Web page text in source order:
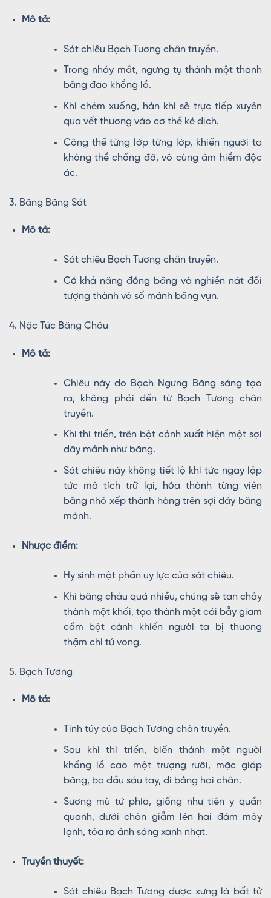
Mô tả:
Sát chiêu Bạch Tương chân truyền.
Trong nháy mắt, ngưng tụ thành một thanh
băng đao khổng lồ.
Khi chém xuống, hàn khí sẽ trực tiếp xuyên
qua vết thương vào cơ thể kẻ địch.
Công thế từng lớp từng lớp, khiến người ta
không thể chống đỡ, vô cùng âm hiểm độc
ác.
3. Băng Băng Sát
Mô tả:
Sát chiêu Bạch Tương chân truyền.
Có khả năng đóng băng và nghiền nát đối
tượng thành vô số mảnh băng vụn.
4. Nặc Tức Băng Châu
Mô tả:
Chiêu này do Bạch Ngưng Băng sáng tạo
ra, không phải đến từ Bạch Tương chân
truyền.
Khi thi triển, trên bột cảnh xuất hiện một sợi
dây mảnh như băng.
Sát chiêu này không tiết lộ khí tức ngay lập
tức mà tích trữ lại, hóa thành từng viên
băng nhỏ xếp thành hàng trên sợi dây băng
mảnh.
Nhược điểm:
Hy sinh một phần uy lực của sát chiêu.
Khi băng châu quá nhiều, chúng sẽ tan chảy
thành một khối, tạo thành một cái bẫy giam
cầm bột cảnh khiến người ta bị thương
thậm chí tử vong.
5. Bạch Tương
Mô tả:
Tinh túy của Bạch Tương chân truyền.
Sau khi thi triển, biến thành một người
khổng lồ cao một trượng rưỡi, mặc giáp
băng, ba đầu sáu tay, đi bằng hai chân.
Sương mù tứ phía, giống như tiên y quấn
quanh, dưới chân giẫm lên hai đám mây
lạnh, tỏa ra ánh sáng xanh nhạt.
Truyền thuyết:
Sát chiêu Bạch Tương được xưng là bất tử